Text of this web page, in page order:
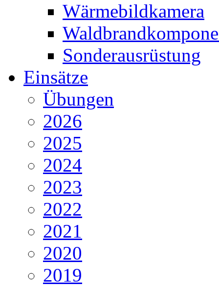
Wärmebildkamera
Sonderausrüstung
Einsätze
Übungen
2026
2025
2024
2023
2022
2021
2020
2019